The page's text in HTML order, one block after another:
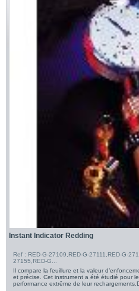
Instant Indicator Redding
Ref : RED-G-27109,RED-G-27111,RED-G-
27155,RED-G...
Il compare la feuillure et la valeur
et précise. Cet instrument a été étudié pour
performance extrême de leur